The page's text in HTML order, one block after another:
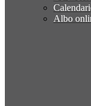
Albo